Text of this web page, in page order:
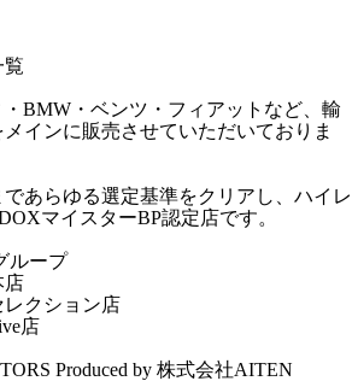
覧
BMW・ベンツ・フィアットなど、輸
インに販売させていただいておりま
あらゆる選定基準をクリアし、ハイレ
マイスターBP認定店です。
ループ
店
クション店
店
Produced by 株式会社AITEN